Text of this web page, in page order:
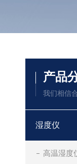
产品
我们相信
湿度仪
高温湿度